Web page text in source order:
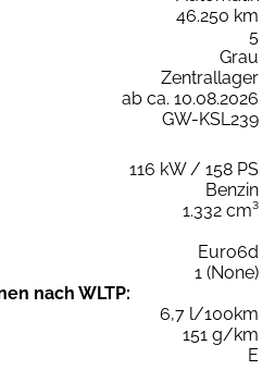
46.250 km
5
Grau
Zentrallager
ab ca. 10.08.2026
GW-KSL239
116 kW / 158 PS
Benzin
1.332 cm³
Euro6d
1 (None)
nach WLTP:
6,7 l/100km
151 g/km
E